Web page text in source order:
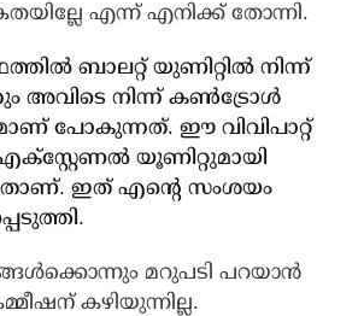
എന്ന് എനിക്ക് തോന്നി.
ബാലറ്റ് യുണിറ്റില്‍ നിന്ന്
അവിടെ നിന്ന് കണ്‍ട്രോള്‍
പോകുന്നത്. ഈ വിവിപാറ്റ്
യൂണിറ്റുമായി
ഇത് എന്റെ സംശയം
മറുപടി പറയാന്‍
കഴിയുന്നില്ല.